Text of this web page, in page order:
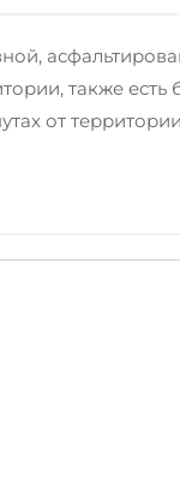
также
от